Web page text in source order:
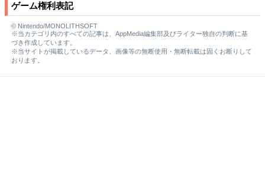
ゲーム権利表記
© Nintendo/MONOLITHSOFT
※当カテゴリ内のすべての記事は、AppMedia編集部及びライター独自の判断に基
づき作成しています。
※当サイトが掲載しているデータ、画像等の無断使用・無断転載は固くお断りして
おります。